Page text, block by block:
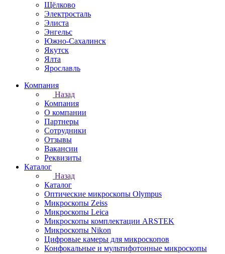
Щёлково
Электросталь
Элиста
Энгельс
Южно-Сахалинск
Якутск
Ялта
Ярославль
Компания
Назад
Компания
О компании
Партнеры
Сотрудники
Отзывы
Вакансии
Реквизиты
Каталог
Назад
Каталог
Оптические микроскопы Olympus
Микроскопы Zeiss
Микроскопы Leica
Микроскопы комплектации ARSTEK
Микроскопы Nikon
Цифровые камеры для микроскопов
Конфокальные и мультифотонные микроскопы